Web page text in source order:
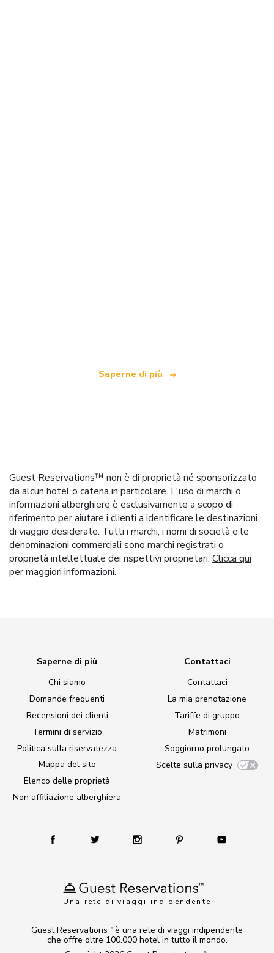
Saperne di più
Guest Reservations™ non è di proprietà né sponsorizzato
da alcun hotel o catena in particolare. L'uso di marchi o
informazioni alberghiere è esclusivamente a scopo di
riferimento per aiutare i clienti a identificare le destinazioni
di viaggio desiderate. Tutti i marchi, i nomi di società e le
denominazioni commerciali sono marchi registrati o
proprietà intellettuale dei rispettivi proprietari. Clicca qui
per maggiori informazioni.
Una rete di viaggi indipendente
Saperne di più
Chi siamo
Domande frequenti
Recensioni dei clienti
Termini di servizio
Politica sulla riservatezza
Mappa del sito
Elenco delle proprietà
Non affiliazione alberghiera
Contattaci
Contattaci
La mia prenotazione
Tariffe di gruppo
Matrimoni
Soggiorno prolungato
Scelte sulla privacy
TM
Guest Reservations TM
è una rete di viaggi indipendente
che offre oltre 100.000 hotel in tutto il mondo.